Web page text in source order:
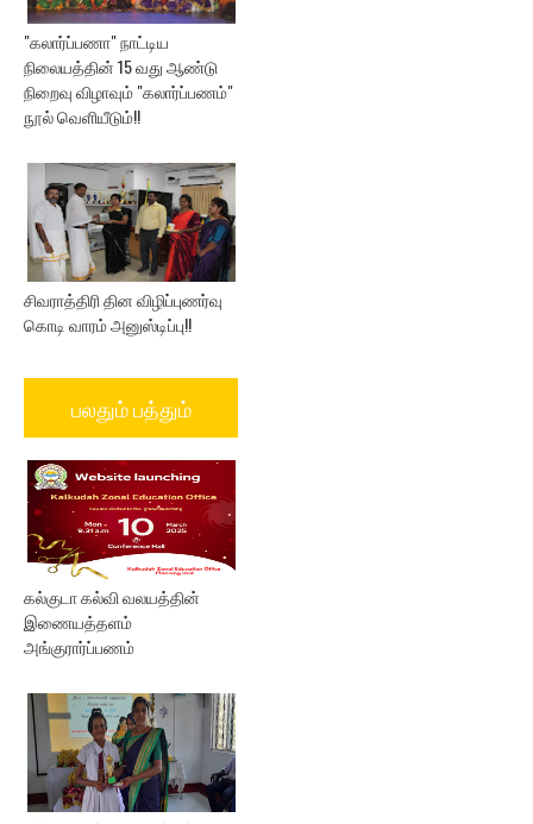
"கலார்ப்பணா" நாட்டிய
நிலையத்தின் 15 வது ஆண்டு
நிறைவு விழாவும் "கலார்ப்பணம்"
நூல் வெளியீடும்!!
சிவராத்திரி தின விழிப்புணர்வு
கொடி வாரம் அனுஸ்டிப்பு!!
பலதும் பத்தும்
கல்குடா கல்வி வலயத்தின்
இணையத்தளம்
அங்குரார்ப்பணம்